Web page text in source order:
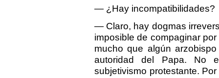
— ¿Hay incompatibilidades?
— Claro, hay dogmas
imposible de compaginar
mucho que algún
autoridad del Papa. No
subjetivismo protestante.